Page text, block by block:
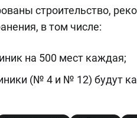
строительство,
в том числе:
на 500 мест каждая;
(№ 4 и № 12) будут